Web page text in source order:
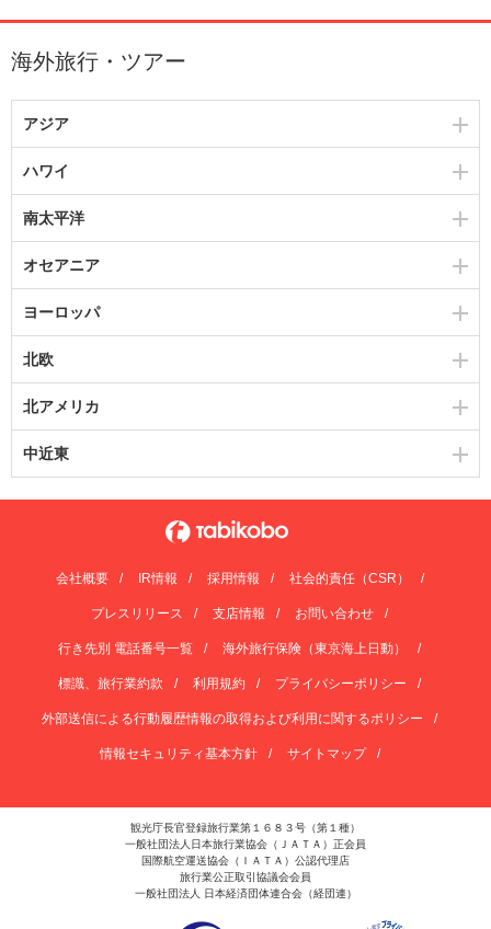
海外旅行・ツアー
アジア
ハワイ
南太平洋
オセアニア
ヨーロッパ
北欧
北アメリカ
中近東
会社概要 IR情報 採用情報 社会的責任（CSR）
プレスリリース 支店情報 お問い合わせ
行き先別 電話番号一覧 海外旅行保険（東京海上日動）
標識、旅行業約款 利用規約 プライバシーポリシー
外部送信による行動履歴情報の取得および利用に関するポリシー
情報セキュリティ基本方針 サイトマップ
観光庁長官登録旅行業第１６８３号（第１種）
一般社団法人日本旅行業協会（ＪＡＴＡ）正会員
国際航空運送協会（ＩＡＴＡ）公認代理店
旅行業公正取引協議会会員
一般社団法人 日本経済団体連合会（経団連）